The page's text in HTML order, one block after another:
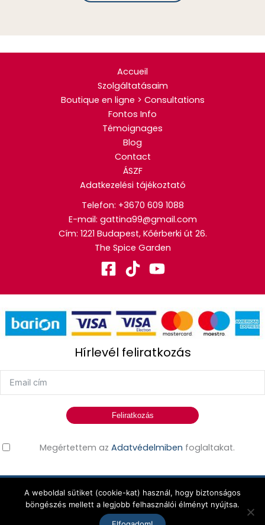
Accueil
Szolgáltatásaim
Boutique en ligne > Consultations
Fontos Info
Témoignages
Blog
Contact
ÁSZF
Adatkezelési tájékoztató
Telefon: +3670 609 1088
E-mail: gattina99@gmail.com
Cím: 1221 Budapest, Kőérberki út 26.
The Spice Garden
Hírlevél feliratkozás
Feliratkozás
Megértettem az Adatvédelmiben foglaltakat.
Erdős Edina © 2026 Minden jog fenntartva!
A weboldal sütiket (cookie-kat) használ, hogy biztonságos
böngészés mellett a legjobb felhasználói élményt nyújtsa.